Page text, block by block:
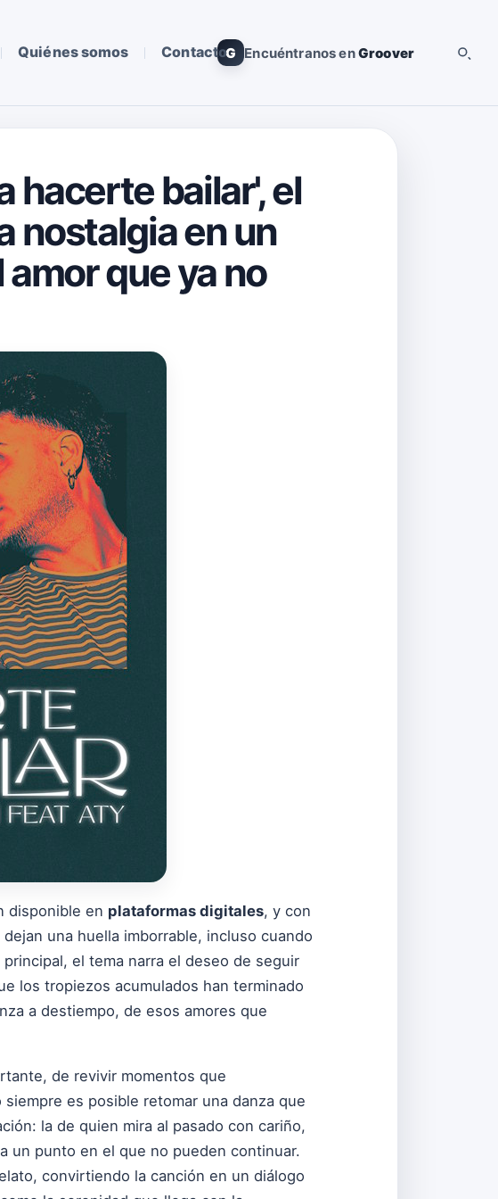
Quiénes somos ContactoG Encuéntranos enGroover
hacerte bailar', el
nostalgia en un
que ya no
disponible en plataformas digitales, y con
una huella imborrable, incluso cuando
el tema narra el deseo de seguir
los tropiezos acumulados han terminado
a destiempo, de esos amores que
de revivir momentos que
es posible retomar una danza que
la de quien mira al pasado con cariño,
un punto en el que no pueden continuar.
convirtiendo la canción en un diálogo